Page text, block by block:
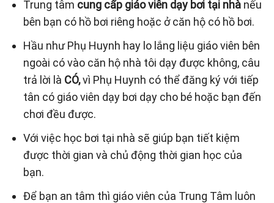
Trung tâm cung cấp giáo viên dạy bơi tại nhà nếu
bên bạn có hồ bơi riêng hoặc ở căn hộ có hồ bơi.
Hầu như Phụ Huynh hay lo lắng liệu giáo viên bên
ngoài có vào căn hộ nhà tôi dạy được không, câu
trả lời là CÓ,vì Phụ Huynh có thể đăng ký với tiếp
tân có giáo viên dạy bơi dạy cho bé hoặc bạn đến
chơi đều được.
Với việc học bơi tại nhà sẽ giúp bạn tiết kiệm
được thời gian và chủ động thời gian học của
bạn.
Để bạn an tâm thì giáo viên của Trung Tâm luôn